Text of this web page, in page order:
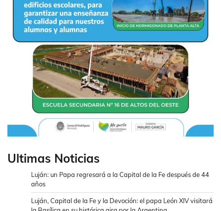
Ultimas Noticias
Luján: un Papa regresará a la Capital de la Fe después de 44
años
Luján, Capital de la Fe y la Devoción: el papa León XIV visitará